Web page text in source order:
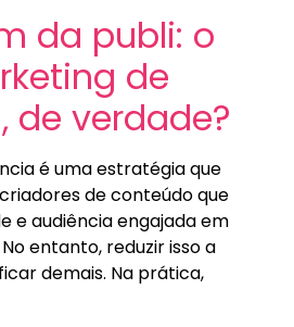
da publi: o
de
de verdade?
é uma estratégia que
de conteúdo que
e audiência engajada em
entanto, reduzir isso a
demais. Na prática,